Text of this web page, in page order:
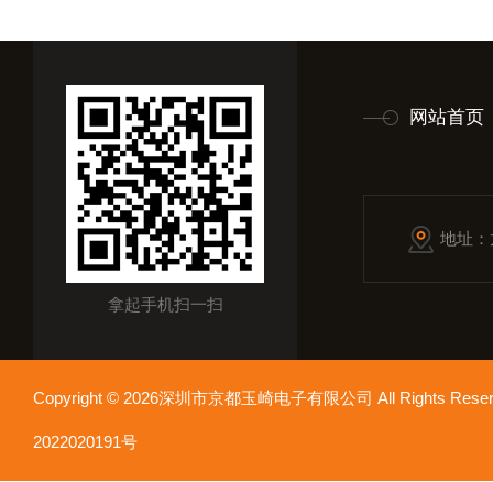
拿起手机扫一扫
网站首页
地址
Copyright © 2026深圳市京都玉崎电子有限公司 All Rights
2022020191号